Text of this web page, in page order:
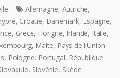
Allemagne, Autriche,
, Croatie, Danemark, Espagne,
, Grêce, Hongrie, Irlande, Italie,
, Malte, Pays de l'Union
, Pologne, Portugal, République
, Slovénie, Suède